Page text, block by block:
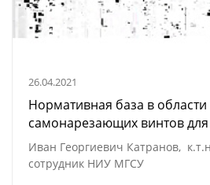
26.04.2021
Нормативная база в
самонарезающих винтов
Иван Георгиевич Катранов,
сотрудник НИУ МГСУ